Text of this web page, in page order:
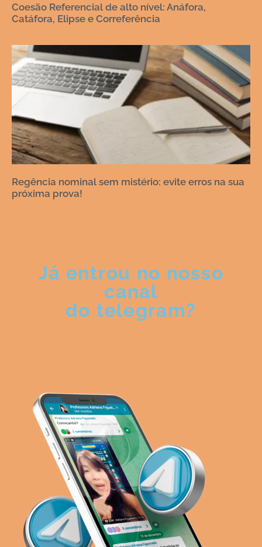
Coesão Referencial de alto nível: Anáfora,
Catáfora, Elipse e Correferência
Regência nominal sem mistério: evite erros na sua
próxima prova!
Já entrou no nosso
canal
do telegram?